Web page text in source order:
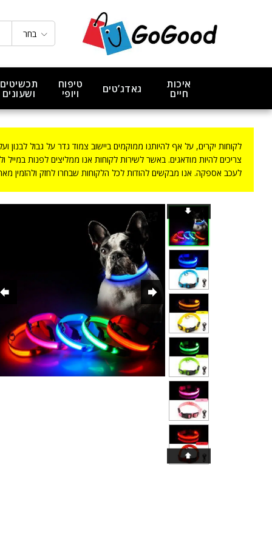
בחר
איכות
חיים גאדג’טים טיפוח
ויופי
תכשיטים
ושעונים
לקוחות יקרים, על אף להיותנו ממוקמים ביישוב צמוד גדר על גבול לבנון ועל אף
צריכים להיות מודאגים. באשר לשירות לקוחות אנו ממליצים לפנות
לעכב אספקה. אנו מבקשים להודות לכל הלקוחות שבחרו לחזק ולהזמין